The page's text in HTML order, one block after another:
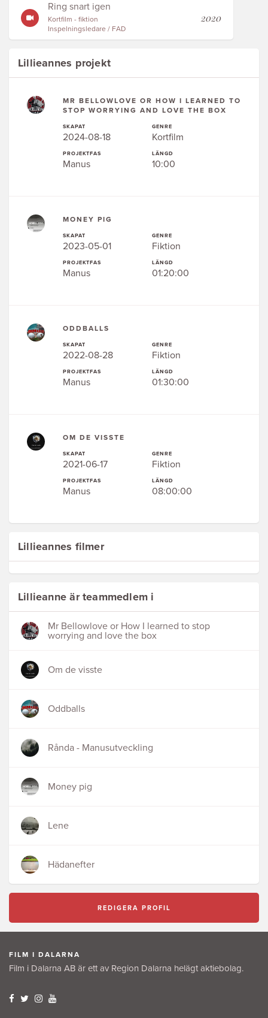
Ring snart igen
Kortfilm - fiktion
Inspelningsledare / FAD
2020
Lillieannes projekt
MR BELLOWLOVE OR HOW I LEARNED TO
STOP WORRYING AND LOVE THE BOX
SKAPAT
2024-08-18
PROJEKTFAS
Manus
GENRE
Kortfilm
LÄNGD
10:00
MONEY PIG
SKAPAT
2023-05-01
PROJEKTFAS
Manus
GENRE
Fiktion
LÄNGD
01:20:00
ODDBALLS
SKAPAT
2022-08-28
PROJEKTFAS
Manus
GENRE
Fiktion
LÄNGD
01:30:00
OM DE VISSTE
SKAPAT
2021-06-17
PROJEKTFAS
Manus
GENRE
Fiktion
LÄNGD
08:00:00
Lillieannes filmer
Lillieanne är teammedlem i
Mr Bellowlove or How I learned to stop
worrying and love the box
Om de visste
Oddballs
Rånda - Manusutveckling
Money pig
Lene
Hädanefter
REDIGERA PROFIL
FILM I DALARNA
Film i Dalarna AB är ett av Region Dalarna helägt aktiebolag.